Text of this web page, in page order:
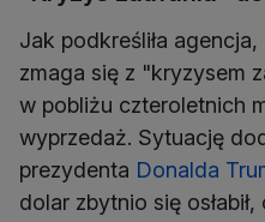
Jak podkreśliła
zmaga się z "kryzysem
w pobliżu czteroletnich
wyprzedaż. Sytuację
prezydenta Donalda
dolar zbytnio się